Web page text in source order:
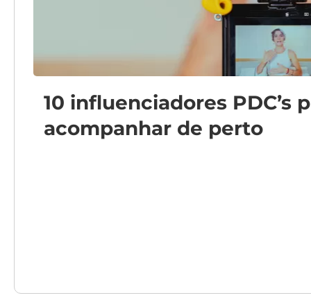
10 influenciadores PDC’s
acompanhar de perto